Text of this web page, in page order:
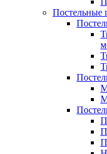
Постельные